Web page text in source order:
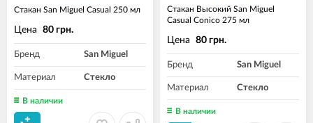
Стакан San Miguel Casual 250 мл
Цена 80 грн.
Бренд San Miguel
Материал Стекло
В наличии
Стакан Высокий San Miguel
Casual Conico 275 мл
Цена 80 грн.
Бренд San Miguel
Материал Стекло
В наличии